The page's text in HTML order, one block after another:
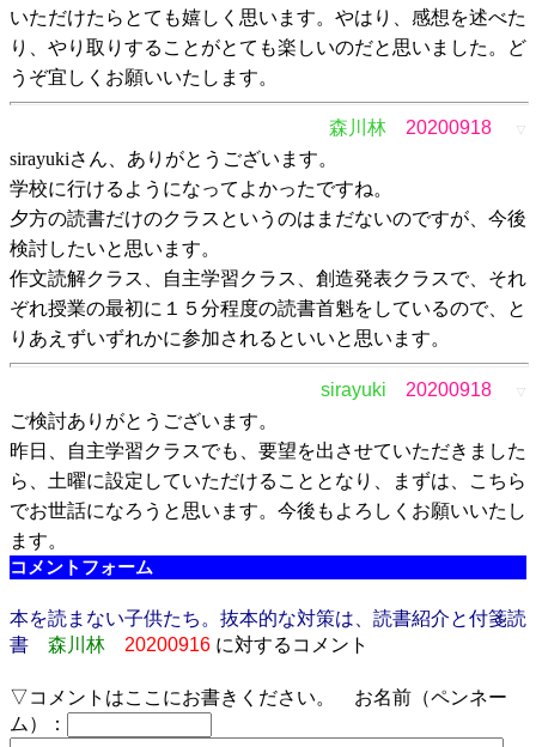
いただけたらとても嬉しく思います。やはり、感想を述べた
り、やり取りすることがとても楽しいのだと思いました。ど
うぞ宜しくお願いいたします。
森川林 20200918 ▽
sirayukiさん、ありがとうございます。
学校に行けるようになってよかったですね。
夕方の読書だけのクラスというのはまだないのですが、今後
検討したいと思います。
作文読解クラス、自主学習クラス、創造発表クラスで、それ
ぞれ授業の最初に１５分程度の読書首魁をしているので、と
りあえずいずれかに参加されるといいと思います。
sirayuki 20200918 ▽
ご検討ありがとうございます。
昨日、自主学習クラスでも、要望を出させていただきました
ら、土曜に設定していただけることとなり、まずは、こちら
でお世話になろうと思います。今後もよろしくお願いいたし
ます。
コメントフォーム
本を読まない子供たち。抜本的な対策は、読書紹介と付箋読
書
森川林 20200916 に対するコメント
▽コメントはここにお書きください。 お名前（ペンネー
ム）：